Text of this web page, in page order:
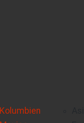
Kolumbien